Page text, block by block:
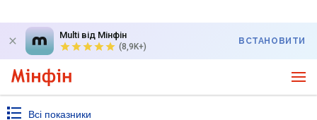
Multi від Мінфін
(8,9K+)
ВСТАНОВИТИ
Всі показники